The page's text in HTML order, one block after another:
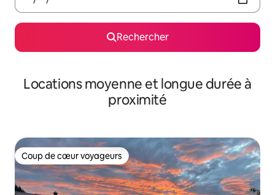
Rechercher
Locations moyenne et longue durée à
proximité
Coup de cœur voyageurs
Coup de cœur voyageurs